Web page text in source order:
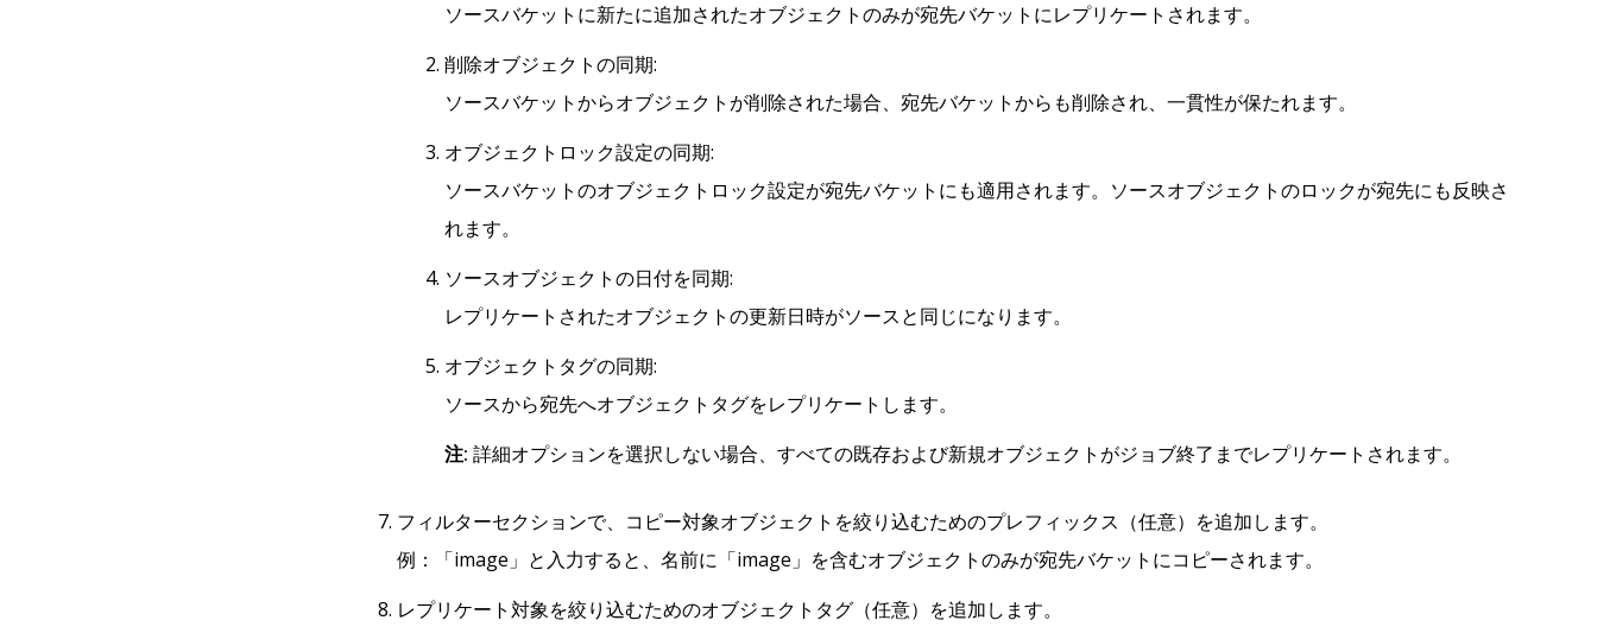
ソースバケットに新たに追加されたオブジェクトのみが宛先バケットにレプリケートされます。
削除オブジェクトの同期:
ソースバケットからオブジェクトが削除された場合、宛先バケットからも削除され、一貫性が保たれます。
オブジェクトロック設定の同期:
ソースバケットのオブジェクトロック設定が宛先バケットにも適用されます。ソースオブジェクトのロックが宛先にも反映さ
れます。
ソースオブジェクトの日付を同期:
レプリケートされたオブジェクトの更新日時がソースと同じになります。
オブジェクトタグの同期:
ソースから宛先へオブジェクトタグをレプリケートします。
注: 詳細オプションを選択しない場合、すべての既存および新規オブジェクトがジョブ終了までレプリケートされます。
フィルターセクションで、コピー対象オブジェクトを絞り込むためのプレフィックス（任意）を追加します。
例：「image」と入力すると、名前に「image」を含むオブジェクトのみが宛先バケットにコピーされます。
レプリケート対象を絞り込むためのオブジェクトタグ（任意）を追加します。